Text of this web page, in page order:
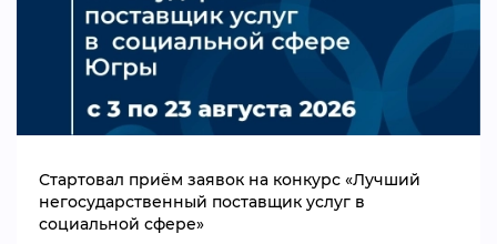
Стартовал приём заявок на конкурс «Лучший
негосударственный поставщик услуг в
социальной сфере»